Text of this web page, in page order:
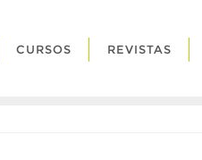
CURSOS REVISTAS